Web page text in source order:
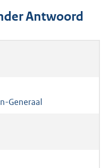
Antwoord
Generaal